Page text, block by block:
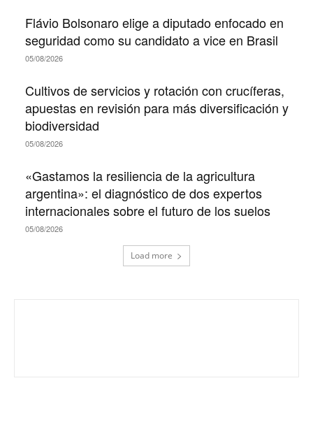
Flávio Bolsonaro elige a diputado enfocado en
seguridad como su candidato a vice en Brasil
05/08/2026
Cultivos de servicios y rotación con crucíferas,
apuestas en revisión para más diversificación y
biodiversidad
05/08/2026
«Gastamos la resiliencia de la agricultura
argentina»: el diagnóstico de dos expertos
internacionales sobre el futuro de los suelos
05/08/2026
Load more